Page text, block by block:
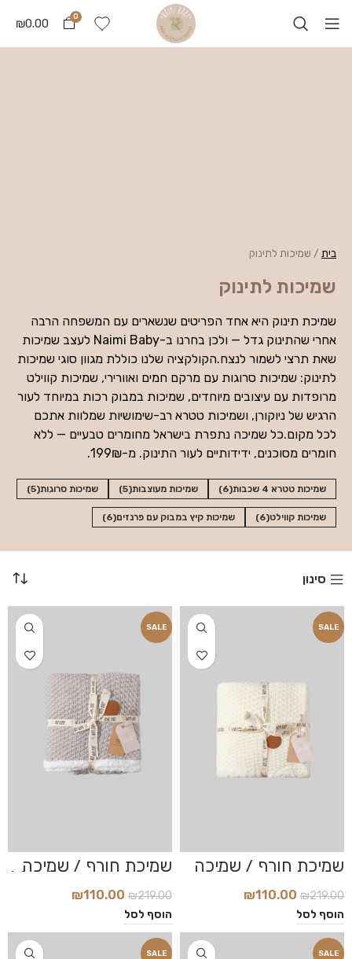
0
₪0.00
בית / שמיכות לתינוק
שמיכות לתינוק
שמיכת תינוק היא אחד הפריטים שנשארים עם המשפחה הרבה
אחרי שהתינוק גדל — ולכן בחרנו ב-Naimi Baby לעצב שמיכות
שאת תרצי לשמור לנצח.הקולקציה שלנו כוללת מגוון סוגי שמיכות
לתינוק: שמיכות סרוגות עם מרקם חמים ואוורירי, שמיכות קווילט
מרופדות עם עיצובים מיוחדים, שמיכות במבוק רכות במיוחד לעור
הרגיש של ניוקורן, ושמיכות טטרא רב-שימושיות שמלוות אתכם
לכל מקום.כל שמיכה נתפרת בישראל מחומרים טבעיים — ללא
חומרים מסוכנים, ידידותיים לעור התינוק. מ-199₪.
שמיכות טטרא 4 שכבות (6) שמיכות מעוצבות(5) שמיכות סרוגות(5)
שמיכות קווילט(6) שמיכות קיץ במבוק עם פרנזים(6)
סינון
SALE
שמיכת חורף / שמיכה
סרוגה דגם Cream
₪219.00
₪110.00
הוסף לסל
SALE
שמיכת חורף / שמיכה
סרוגה דגם Light Grey
₪219.00
₪110.00
הוסף לסל
SALE
SALE